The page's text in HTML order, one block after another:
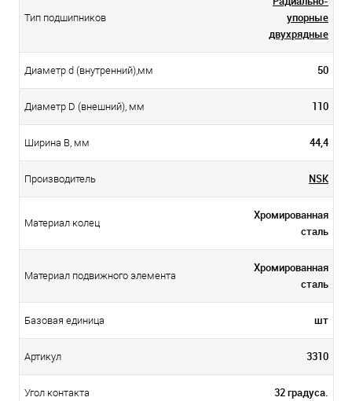
Тип подшипников
упорные
двухрядные
Диаметр d (внутренний),мм 50
Диаметр D (внешний), мм 110
Ширина B, мм 44,4
Производитель NSK
Материал колец
Хромированная
сталь
Материал подвижного элемента
Хромированная
сталь
Базовая единица шт
Артикул 3310
Угол контакта 32 градуса.